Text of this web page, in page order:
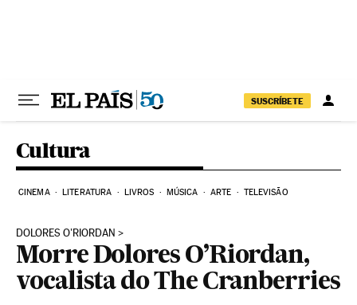
SUSCRÍBETE
Cultura
CINEMA LITERATURA LIVROS MÚSICA ARTE TELEVISÃO
DOLORES O’RIORDAN
Morre Dolores O’Riordan,
vocalista do The Cranberries